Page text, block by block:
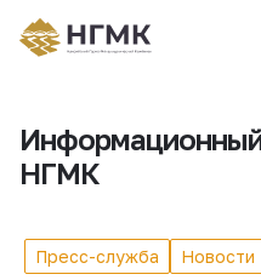
НГМК
Пресс-служба Новости